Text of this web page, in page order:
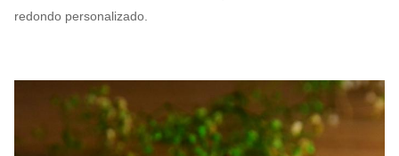
redondo personalizado.